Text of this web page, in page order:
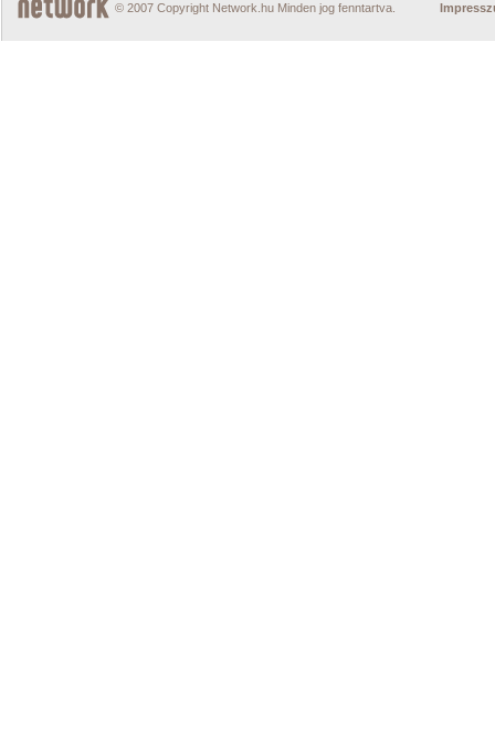
© 2007 Copyright Network.hu Minden jog fenntartva.